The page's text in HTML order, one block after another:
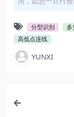
分型识别
高低点连线
YUNXI